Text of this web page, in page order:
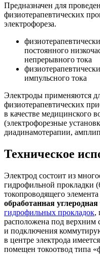
Предназначен для
физиотерапевтических
электрофореза.
постоянного
непрерывного тока
импульсного тока
Электроды применяются
физиотерапевтических
в качестве медицинского
(электрофорезные
диадинамотерапии,
Техническое
Электрод состоит из
гидрофильной прокладки
токопроводящего
обработанная
гидрофильных прокладок,
расположена под верхним
и подключения
в центре электрода
помещен токоотвод типа